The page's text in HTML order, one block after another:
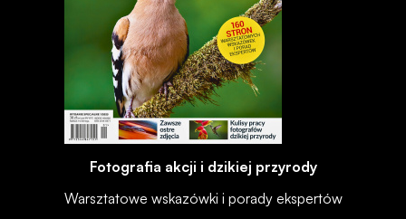
Fotografia akcji i dzikiej przyrody
Warsztatowe wskazówki i porady ekspertów